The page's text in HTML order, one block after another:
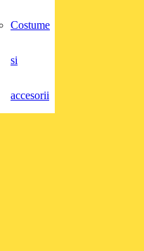
Costume
si
accesorii